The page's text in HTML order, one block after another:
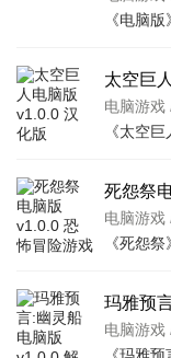
太空巨
电脑游戏
死怨祭
电脑游戏
玛雅预
电脑游戏